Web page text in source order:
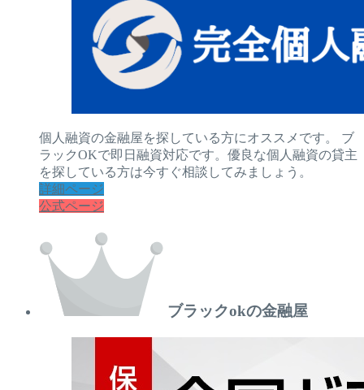
個人融資の金融屋を探している方にオススメです。 ブ
ラックOKで即日融資対応です。優良な個人融資の貸主
を探している方は今すぐ相談してみましょう。
詳細ページ
公式ページ
ブラックokの金融屋